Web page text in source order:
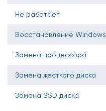
Не работает
Восстановление Windows
Замена процессора
Замена жесткого диска
Замена SSD диска